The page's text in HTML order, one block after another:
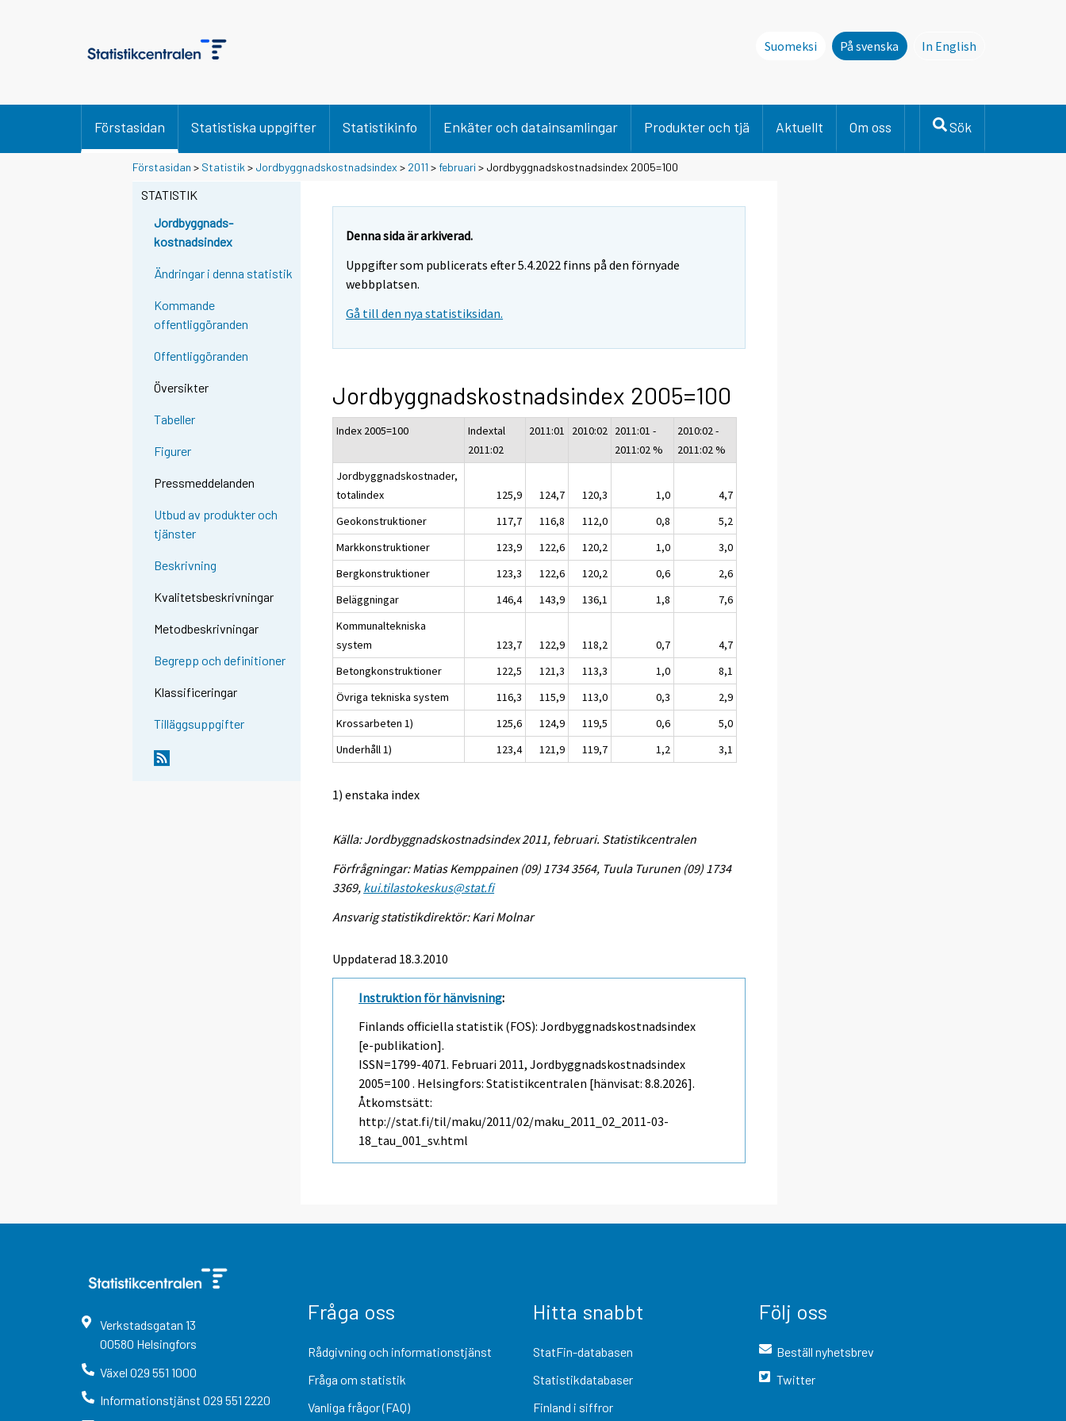
Suomeksi På svenska
In English
Förstasidan Statistiska uppgifter Statistikinfo Enkäter och datainsamlingar Produkter och tjä Aktuellt Om oss Sök
Förstasidan > Statistik > Jordbyggnadskostnadsindex > 2011 >februari > Jordbyggnadskostnadsindex 2005=100
STATISTIK
Jordbyggnads-
kostnadsindex
Ändringar i denna statistik
Kommande
offentliggöranden
Offentliggöranden
Översikter
Tabeller
Figurer
Pressmeddelanden
Utbud av produkter och
tjänster
Beskrivning
Kvalitetsbeskrivningar
Metodbeskrivningar
Begrepp och definitioner
Klassificeringar
Tilläggsuppgifter
Denna sida är arkiverad.
Uppgifter som publicerats efter 5.4.2022 finns på den förnyade
webbplatsen.
Gå till den nya statistiksidan.
Jordbyggnadskostnadsindex 2005=100
Index 2005=100
Indextal
2011:02
2011:01 2010:02 2011:01 -
2011:02 %
2010:02 -
2011:02 %
Jordbyggnadskostnader,
totalindex
125,9 124,7 120,3 1,0
4,7
Geokonstruktioner
117,7 116,8 112,0 0,8
5,2
Markkonstruktioner
123,9 122,6 120,2 1,0
3,0
Bergkonstruktioner
123,3 122,6 120,2 0,6
2,6
Beläggningar
146,4 143,9 136,1 1,8
7,6
Kommunaltekniska
system
123,7 122,9 118,2 0,7
4,7
Betongkonstruktioner
122,5 121,3 113,3 1,0
8,1
Övriga tekniska system
116,3 115,9 113,0 0,3
2,9
Krossarbeten 1)
125,6 124,9 119,5 0,6
5,0
Underhåll 1)
123,4 121,9 119,7 1,2 3,1
1) enstaka index
Källa: Jordbyggnadskostnadsindex 2011, februari. Statistikcentralen
Förfrågningar: Matias Kemppainen (09) 1734 3564, Tuula Turunen (09) 1734
3369, kui.tilastokeskus@stat.fi
Ansvarig statistikdirektör: Kari Molnar
Uppdaterad 18.3.2010
Instruktion för hänvisning:
Finlands officiella statistik (FOS): Jordbyggnadskostnadsindex
[e-publikation].
ISSN=1799-4071. Februari 2011, Jordbyggnadskostnadsindex
2005=100 . Helsingfors: Statistikcentralen [hänvisat: 8.8.2026].
Åtkomstsätt:
http://stat.fi/til/maku/2011/02/maku_2011_02_2011-03-
18_tau_001_sv.html
Verkstadsgatan 13
00580 Helsingfors
Växel 029 551 1000
Informationstjänst 029 551 2220
Fråga oss
Rådgivning och informationstjänst
Fråga om statistik
Vanliga frågor (FAQ)
Hitta snabbt
StatFin-databasen
Statistikdatabaser
Finland i siffror
Följ oss
Beställ nyhetsbrev
Twitter